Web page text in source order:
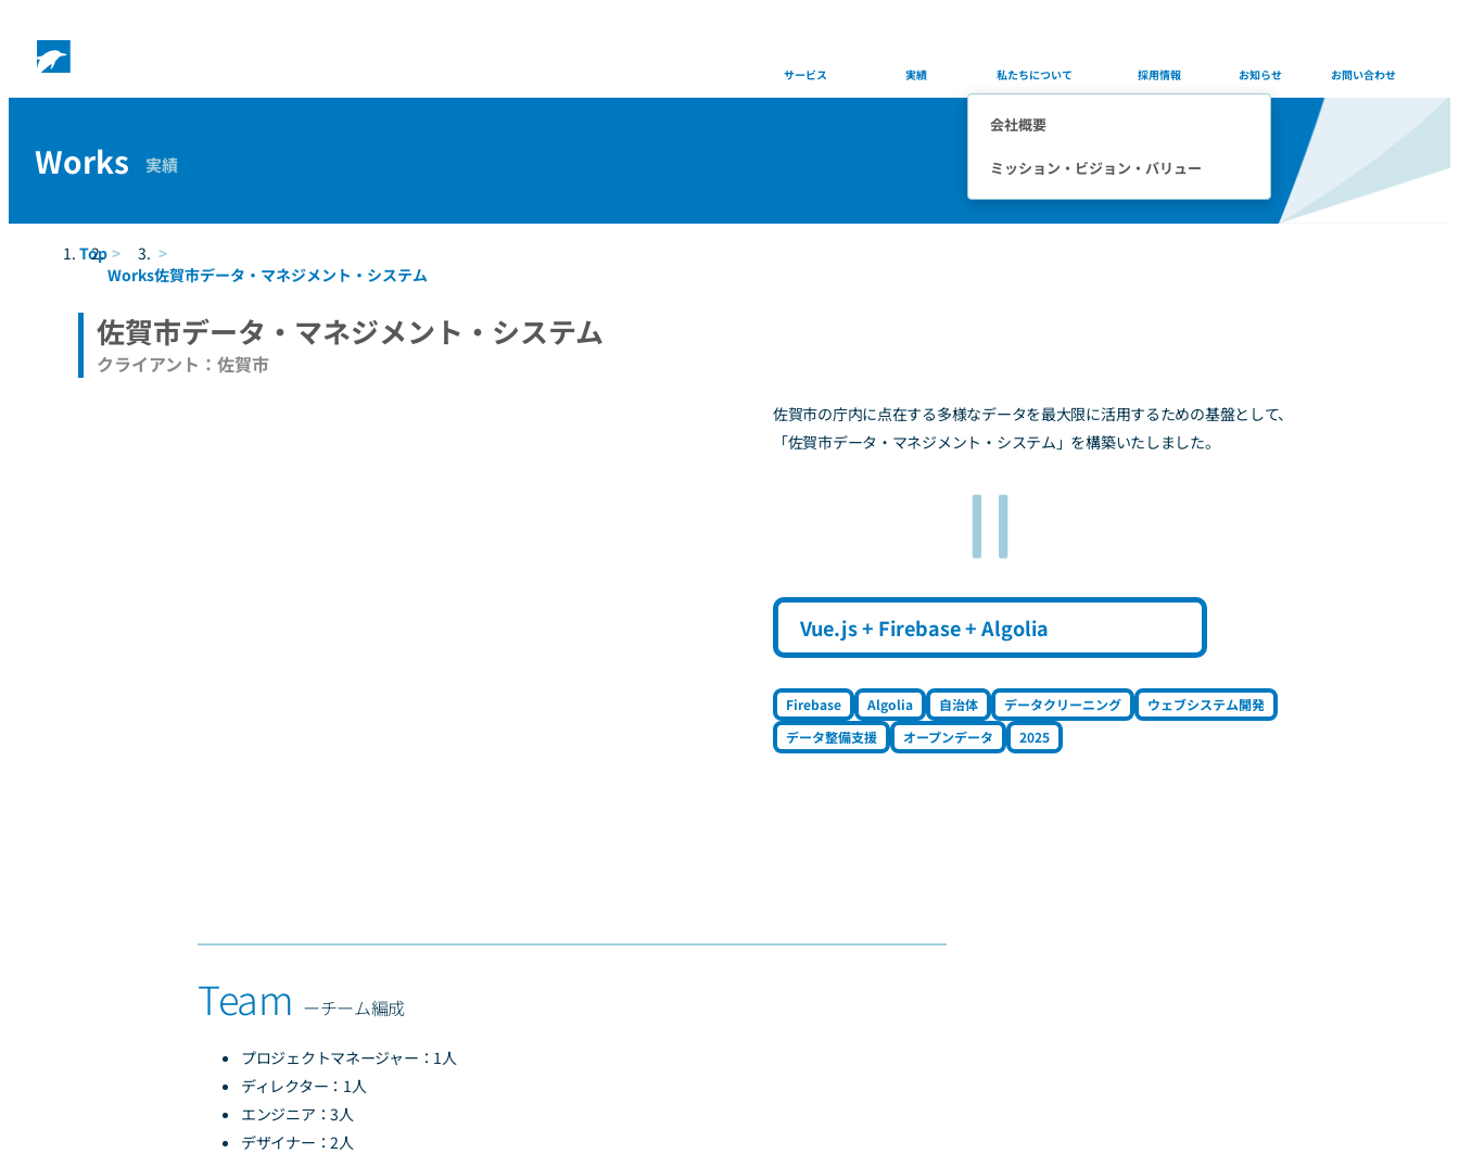
サービス 実績 私たちについて
会社概要
ミッション・ビジョン・バリュー
採用情報 お知らせ お問い合わせ
Works 実績
Top
Works佐賀市データ・マネジメント・システム
佐賀市データ・マネジメント・システム
クライアント：佐賀市
佐賀市の庁内に点在する多様なデータを最大限に活用するための基盤として、
「佐賀市データ・マネジメント・システム」を構築いたしました。
Vue.js + Firebase + Algolia
Firebase Algolia 自治体 データクリーニング
ウェブシステム開発
データ整備支援
オープンデータ 2025
プロジェクトマネージャー：1人
ディレクター：1人
エンジニア：3人
デザイナー：2人